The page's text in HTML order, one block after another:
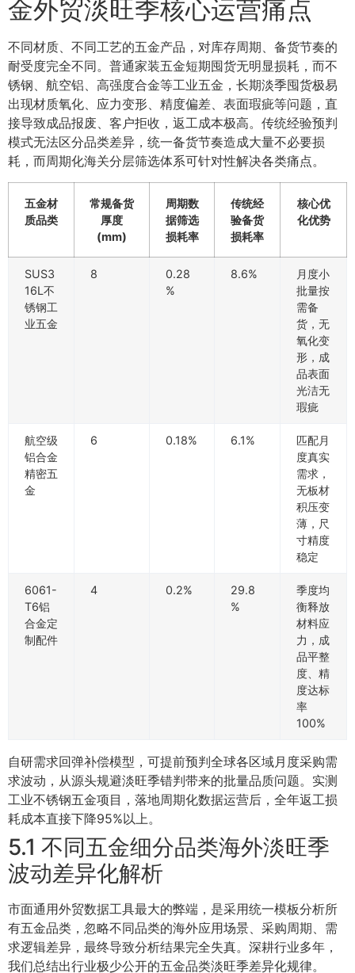
金外贸淡旺季核心运营痛点
不同材质、不同工艺的五金产品，对库存周期、备货节奏的
耐受度完全不同。普通家装五金短期囤货无明显损耗，而不
锈钢、航空铝、高强度合金等工业五金，长期淡季囤货极易
出现材质氧化、应力变形、精度偏差、表面瑕疵等问题，直
接导致成品报废、客户拒收，返工成本极高。传统经验预判
模式无法区分品类差异，统一备货节奏造成大量不必要损
耗，而周期化海关分层筛选体系可针对性解决各类痛点。
五金材
质品类
常规备货
厚度
(mm)
周期数
据筛选
损耗率
传统经
验备货
损耗率
核心优
化优势
SUS3
16L不
锈钢工
业五金
8
0.28
%
8.6%
月度小
批量按
需备
货，无
氧化变
形，成
品表面
光洁无
瑕疵
航空级
铝合金
精密五
金
6 0.18% 6.1%
匹配月
度真实
需求，
无板材
积压变
薄，尺
寸精度
稳定
6061-
T6铝
合金定
制配件
4 0.2%
29.8
%
季度均
衡释放
材料应
力，成
品平整
度、精
度达标
率
100%
自研需求回弹补偿模型，可提前预判全球各区域月度采购需
求波动，从源头规避淡旺季错判带来的批量品质问题。实测
工业不锈钢五金项目，落地周期化数据运营后，全年返工损
耗成本直接下降95%以上。
5.1 不同五金细分品类海外淡旺季
波动差异化解析
市面通用外贸数据工具最大的弊端，是采用统一模板分析所
有五金品类，忽略不同品类的海外应用场景、采购周期、需
求逻辑差异，最终导致分析结果完全失真。深耕行业多年，
我们总结出行业极少公开的五金品类淡旺季差异化规律。